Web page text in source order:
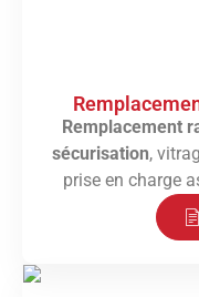
Remplacement
sécurisation,
prise en charge